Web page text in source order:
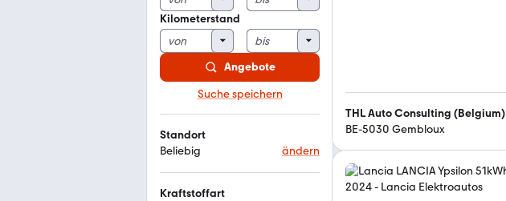
Kilometerstand
Angebote
Suche speichern
Standort
Beliebig
ändern
Kraftstoffart
THL Auto Consulting (Belgium)
BE-5030 Gembloux